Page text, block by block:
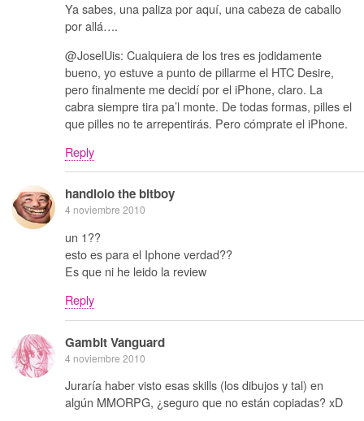
Ya sabes, una paliza por aquí, una cabeza de caballo
por allá….
@JoselUis: Cualquiera de los tres es jodidamente
bueno, yo estuve a punto de pillarme el HTC Desire,
pero finalmente me decidí por el iPhone, claro. La
cabra siempre tira pa’l monte. De todas formas, pilles el
que pilles no te arrepentirás. Pero cómprate el iPhone.
Reply
handlolo the bitboy
4 noviembre 2010
un 1??
esto es para el Iphone verdad??
Es que ni he leido la review
Reply
Gambit Vanguard
4 noviembre 2010
Juraría haber visto esas skills (los dibujos y tal) en
algún MMORPG, ¿seguro que no están copiadas? xD